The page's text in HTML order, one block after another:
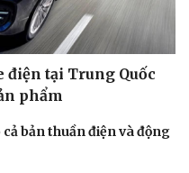
điện tại Trung Quốc
phẩm
bản thuần điện và động